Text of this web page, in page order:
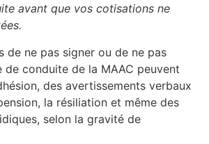
avant que vos cotisations ne
de ne pas signer ou de ne pas
de conduite de la MAAC peuvent
des avertissements verbaux
la résiliation et même des
selon la gravité de